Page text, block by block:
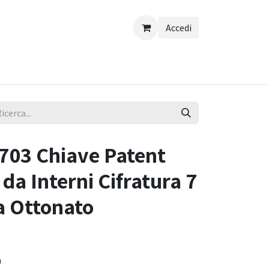
Accedi
Chiave Patent
Interni Cifratura 7
Ottonato